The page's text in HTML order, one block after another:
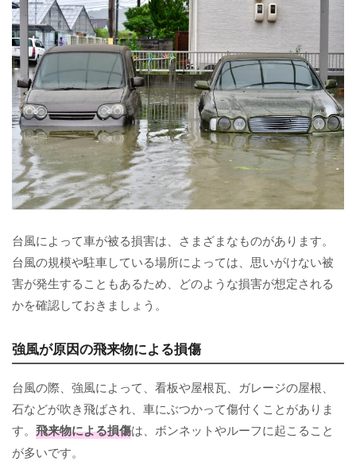
台風によって車が被る損害は、さまざまなものがあります。
台風の規模や駐車している場所によっては、思いがけない被
害が発生することもあるため、どのような損害が想定される
かを確認しておきましょう。
強風が原因の飛来物による損傷
台風の際、強風によって、看板や屋根瓦、ガレージの屋根、
石などが吹き飛ばされ、車にぶつかって傷付くことがありま
す。 飛来物による損傷は、ボンネットやルーフに起こること
が多いです。